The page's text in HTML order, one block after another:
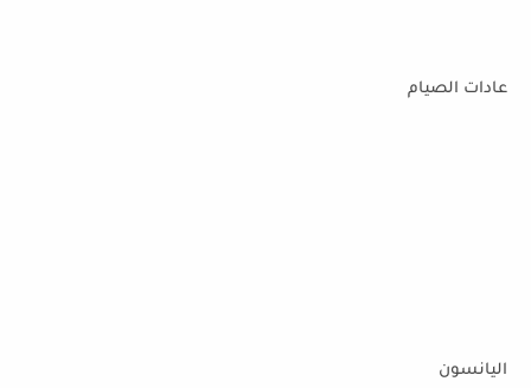
عادات الصيام
اليانسون